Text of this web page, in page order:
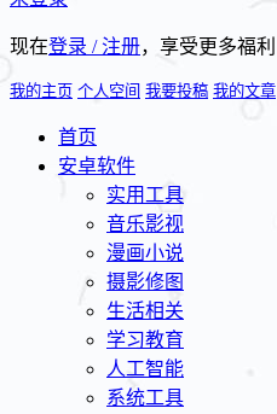
现在登录 / 注册，享受更多福利
我的主页 个人空间 我要投稿 我的文章
首页
安卓软件
实用工具
音乐影视
漫画小说
摄影修图
生活相关
学习教育
人工智能
系统工具